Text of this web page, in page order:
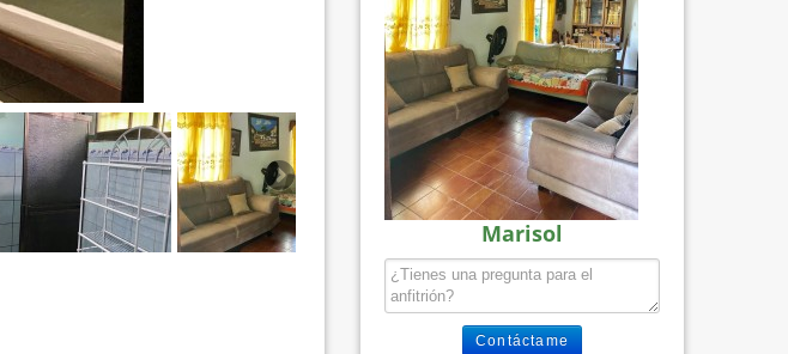
Marisol
Contáctame